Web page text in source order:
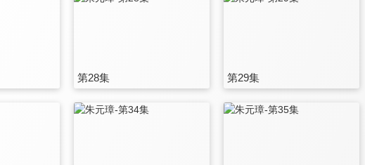
第28集 第29集